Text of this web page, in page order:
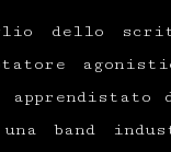
dello
band